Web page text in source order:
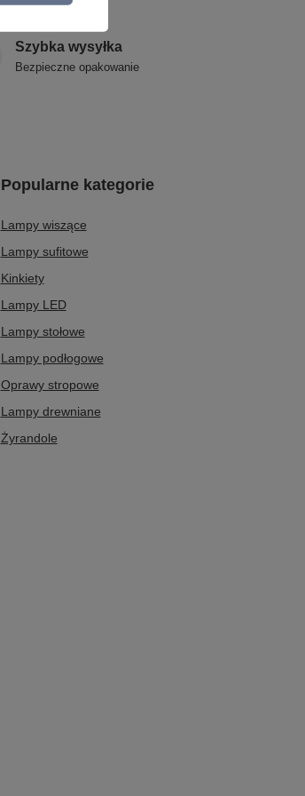
Szybka wysyłka
Bezpieczne opakowanie
Popularne kategorie
Lampy wiszące
Lampy sufitowe
Kinkiety
Lampy LED
Lampy stołowe
Lampy podłogowe
Oprawy stropowe
Lampy drewniane
Żyrandole